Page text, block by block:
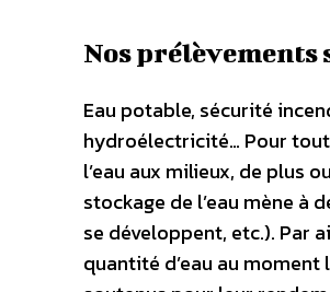
Nos
Eau potable, sécurité
hydroélectricité… Pour
l’eau aux milieux, de plus
stockage de l’eau mène à
se développent, etc.). Par
quantité d’eau au